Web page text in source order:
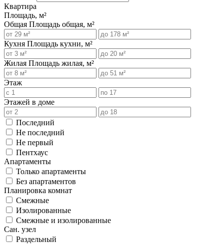
Квартира
Площадь, м²
Общая Площадь общая, м²
Кухня Площадь кухни, м²
Жилая Площадь жилая, м²
Этаж
Этажей в доме
Последний
Не последний
Не первый
Пентхаус
Апартаменты
Только апартаменты
Без апартаментов
Планировка комнат
Смежные
Изолированные
Смежные и изолированные
Сан. узел
Раздельный